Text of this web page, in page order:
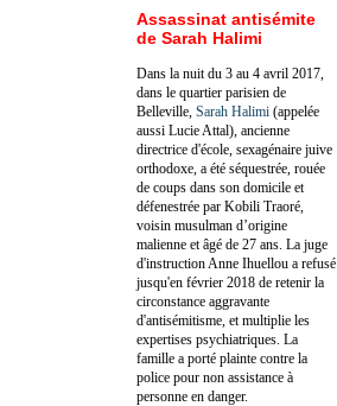
Assassinat antisémite
de Sarah Halimi
Dans la nuit du 3 au 4 avril 2017,
dans le quartier parisien de
Belleville, Sarah Halimi (appelée
aussi Lucie Attal), ancienne
directrice d'école, sexagénaire juive
orthodoxe, a été séquestrée, rouée
de coups dans son domicile et
défenestrée par Kobili Traoré,
voisin musulman d’origine
malienne et âgé de 27 ans. La juge
d'instruction Anne Ihuellou a refusé
jusqu'en février 2018 de retenir la
circonstance aggravante
d'antisémitisme, et multiplie les
expertises psychiatriques. La
famille a porté plainte contre la
police pour non assistance à
personne en danger.